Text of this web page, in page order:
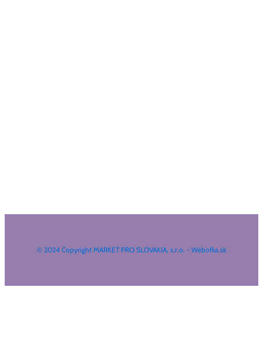
© 2024 Copyright MARKET PRO SLOVAKIA, s.r.o. - Webofka.sk